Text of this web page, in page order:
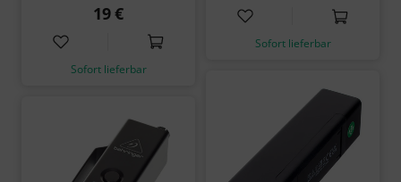
19 €
Sofort lieferbar
Sofort lieferbar